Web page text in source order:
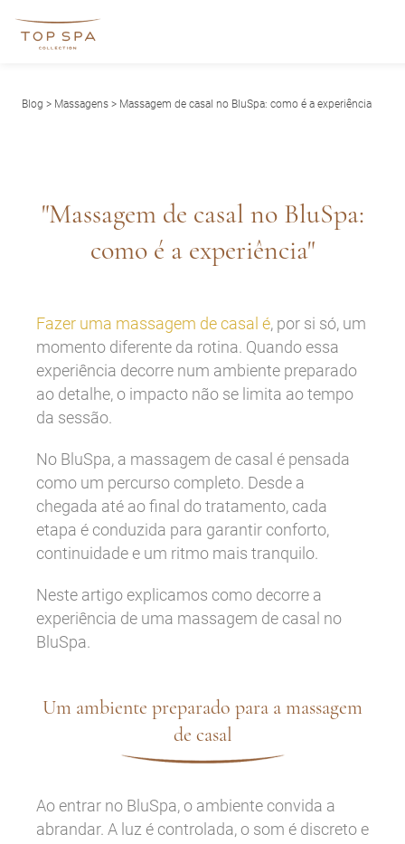
Blog > Massagens > Massagem de casal no BluSpa: como é a experiência
"Massagem de casal no BluSpa:
como é a experiência"
Fazer uma massagem de casal é, por si só, um
momento diferente da rotina. Quando essa
experiência decorre num ambiente preparado
ao detalhe, o impacto não se limita ao tempo
da sessão.
No BluSpa, a massagem de casal é pensada
como um percurso completo. Desde a
chegada até ao final do tratamento, cada
etapa é conduzida para garantir conforto,
continuidade e um ritmo mais tranquilo.
Neste artigo explicamos como decorre a
experiência de uma massagem de casal no
BluSpa.
Um ambiente preparado para a massagem
de casal
Ao entrar no BluSpa, o ambiente convida a
abrandar. A luz é controlada, o som é discreto e